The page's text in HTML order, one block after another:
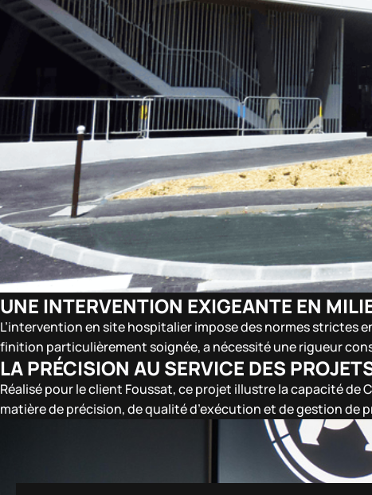
UNE INTERVENTION EXIGEANTE EN
L’intervention en site hospitalier impose des normes strictes
finition particulièrement soignée, a nécessité une rigueur
LA PRÉCISION AU SERVICE DES
Réalisé pour le client Foussat, ce projet illustre la capacité
matière de précision, de qualité d’exécution et de gestion de